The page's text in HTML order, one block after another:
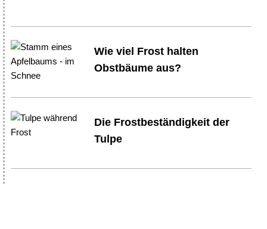
Wie viel Frost halten
Obstbäume aus?
Die Frostbeständigkeit der
Tulpe